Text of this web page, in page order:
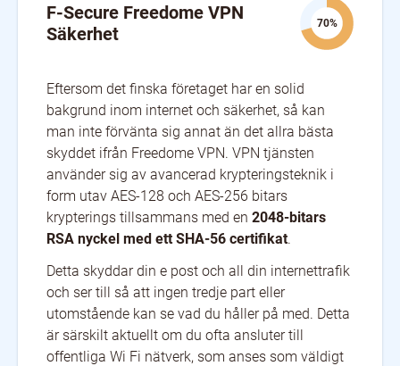
F-Secure Freedome VPN
Säkerhet
70%
Eftersom det finska företaget har en solid
bakgrund inom internet och säkerhet, så kan
man inte förvänta sig annat än det allra bästa
skyddet ifrån Freedome VPN. VPN tjänsten
använder sig av avancerad krypteringsteknik i
form utav AES-128 och AES-256 bitars
krypterings tillsammans med en 2048-bitars
RSA nyckel med ett SHA-56 certifikat.
Detta skyddar din e post och all din internettrafik
och ser till så att ingen tredje part eller
utomstående kan se vad du håller på med. Detta
är särskilt aktuellt om du ofta ansluter till
offentliga Wi Fi nätverk, som anses som väldigt